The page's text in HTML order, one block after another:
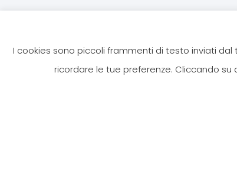
I cookies sono piccoli frammenti di testo inviati
ricordare le tue preferenze. Cliccando